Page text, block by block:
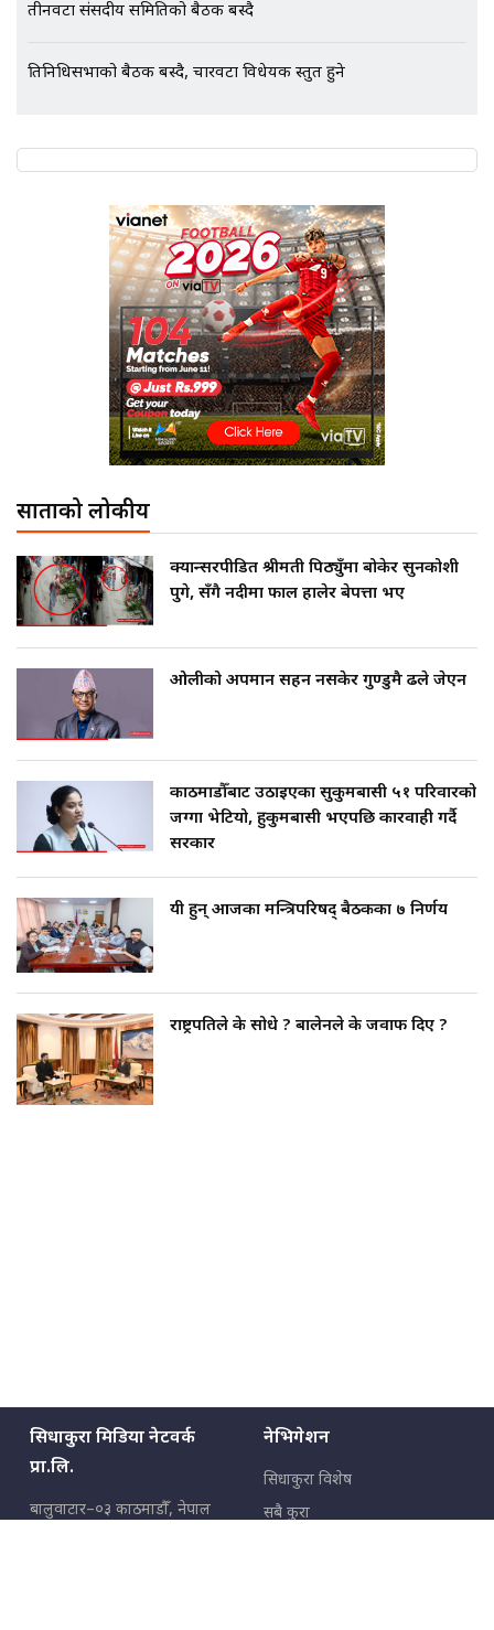
तीनवटा संसदीय समितिको बैठक बस्दै
प्रतिनिधिसभाको बैठक बस्दै, चारवटा विधेयक प्रस्तुत हुने
साताको लोकप्रीय
क्यान्सरपीडित श्रीमती पिठ्युँमा बोकेर सुनकोशी
पुगे, सँगै नदीमा फाल हालेर बेपत्ता भए
ओलीको अपमान सहन नसकेर गुण्डुमै ढले जेएन
काठमाडौँबाट उठाइएका सुकुमबासी ५१ परिवारको
जग्गा भेटियो, हुकुमबासी भएपछि कारवाही गर्दै
सरकार
यी हुन् आजका मन्त्रिपरिषद् बैठकका ७ निर्णय
राष्ट्रपतिले के सोधे ? बालेनले के जवाफ दिए ?
सिधाकुरा मिडिया नेटवर्क
प्रा.लि.
बालुवाटार–०३ काठमाडौँ, नेपाल
नेभिगेशन
सिधाकुरा विशेष
सबै कुरा